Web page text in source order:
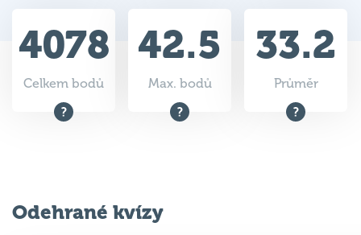
4078
Celkem bodů
42.5
Max. bodů
33.2
Průměr
Odehrané kvízy